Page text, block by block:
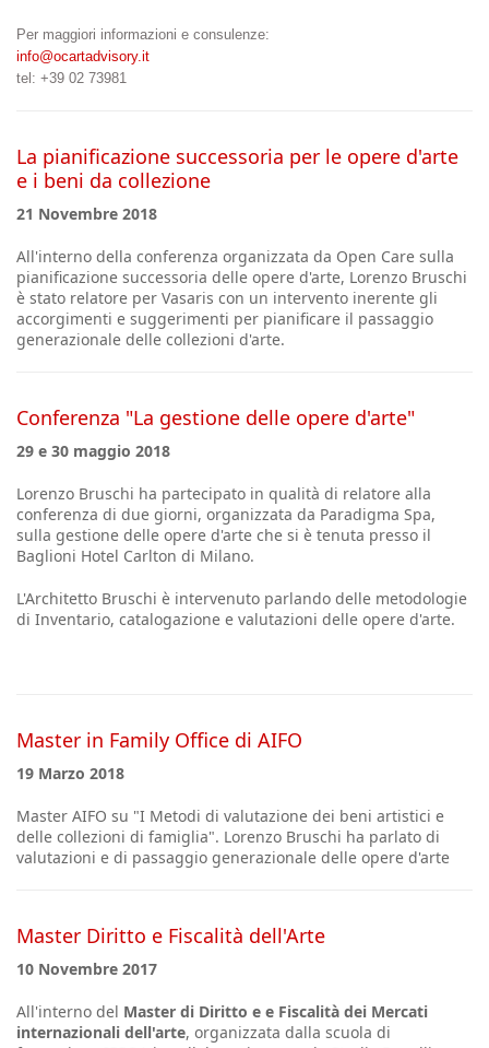
Per maggiori informazioni e consulenze:
info@ocartadvisory.it
tel: +39 02 73981
La pianificazione successoria per le opere d'arte
e i beni da collezione
21 Novembre 2018
All'interno della conferenza organizzata da Open Care sulla
pianificazione successoria delle opere d'arte, Lorenzo Bruschi
è stato relatore per Vasaris con un intervento inerente gli
accorgimenti e suggerimenti per pianificare il passaggio
generazionale delle collezioni d'arte.
Conferenza "La gestione delle opere d'arte"
29 e 30 maggio 2018
Lorenzo Bruschi ha partecipato in qualità di relatore alla
conferenza di due giorni, organizzata da Paradigma Spa,
sulla gestione delle opere d'arte che si è tenuta presso il
Baglioni Hotel Carlton di Milano.
L'Architetto Bruschi è intervenuto parlando delle metodologie
di Inventario, catalogazione e valutazioni delle opere d'arte.
Master in Family Office di AIFO
19 Marzo 2018
Master AIFO su "I Metodi di valutazione dei beni artistici e
delle collezioni di famiglia". Lorenzo Bruschi ha parlato di
valutazioni e di passaggio generazionale delle opere d'arte
Master Diritto e Fiscalità dell'Arte
10 Novembre 2017
All'interno del Master di Diritto e e Fiscalità dei Mercati
internazionali dell'arte, organizzata dalla scuola di